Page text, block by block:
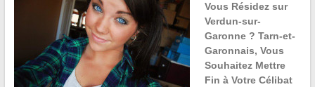
Vous Résidez sur
Verdun-sur-
Garonne ? Tarn-et-
Garonnais, Vous
Souhaitez Mettre
Fin à Votre Célibat